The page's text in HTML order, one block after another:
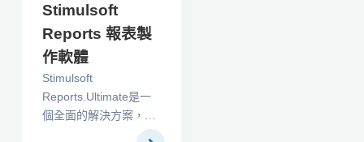
Stimulsoft
Reports 報表製
作軟體
Stimulsoft
Reports.Ultimate是一
個全面的解決方案，用